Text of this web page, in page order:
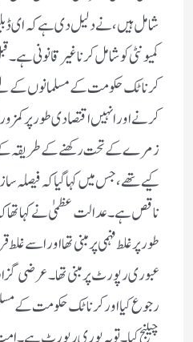
شامل ہیں، نے دلیل دی ہے کہ ای
کمیونٹی کو شامل کرنا غیر قانونی
کرنے اور انہیں اقتصادی طور پر
زمرے کے تحت رکھنے کے طریقہ
کیے تھے، جس میں کہا گیا کہ فیصلہ
ناقص ہے۔عدالت عظمیٰ نے کہا تھا کہ
طور پر غلط فہمی پر مبنی تھا اور اسے غلط
عبوری رپورٹ پر مبنی تھا۔ عرضی
رجوع کیا اور کرناٹک حکومت کے